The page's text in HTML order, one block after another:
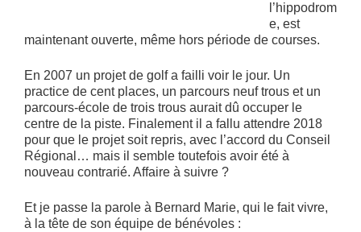
l’hippodrom
e, est
maintenant ouverte, même hors période de courses.
En 2007 un projet de golf a failli voir le jour. Un
practice de cent places, un parcours neuf trous et un
parcours-école de trois trous aurait dû occuper le
centre de la piste. Finalement il a fallu attendre 2018
pour que le projet soit repris, avec l’accord du Conseil
Régional… mais il semble toutefois avoir été à
nouveau contrarié. Affaire à suivre ?
Et je passe la parole à Bernard Marie, qui le fait vivre,
à la tête de son équipe de bénévoles :